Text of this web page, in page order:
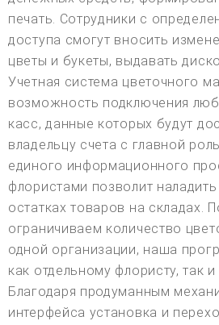
печать. Сотрудники с
доступа смогут вносить
цветы и букеты, выдавать
Учетная система цветочного
возможность подключения
касс, данные которых будут
владельцу счета с главной
единого информационного
флористами позволит
остатках товаров на складах.
ограничиваем количество
одной организации, наша
как отдельному флористу, так
Благодаря продуманным
интерфейса установка и